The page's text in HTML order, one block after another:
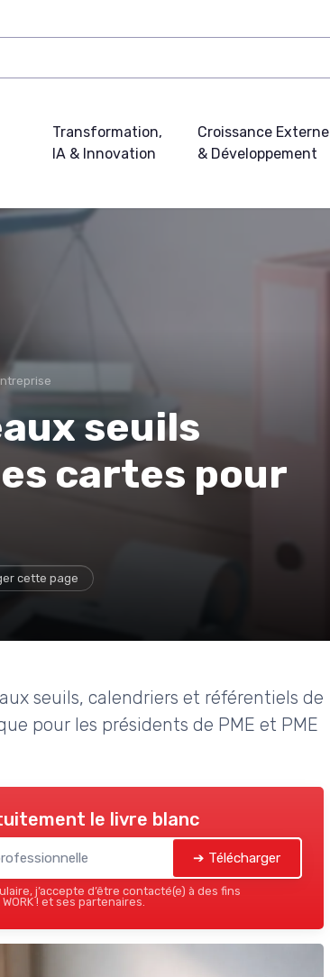
Transformation,
IA & Innovation
Croissance Externe
& Développement
seuils
cartes pour
cette page
seuils, calendriers et référentiels de
pour les présidents de PME et PME
le livre blanc
➔ Télécharger
j’accepte d’être contacté(e) à des fins
! et ses partenaires.